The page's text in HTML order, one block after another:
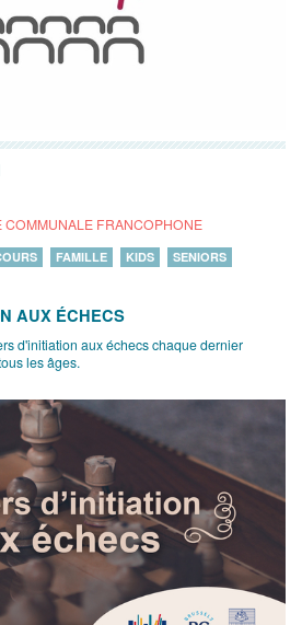
COMMUNALE FRANCOPHONE
FAMILLE KIDS SENIORS
AUX ÉCHECS
d'initiation aux échecs chaque dernier
les âges.